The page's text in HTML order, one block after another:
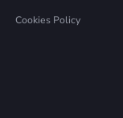
Cookies Policy